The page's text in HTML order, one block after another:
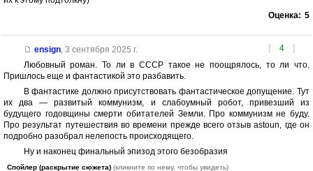
Оценка: 5
[ 4 ]
ensign, 3 сентября 2025 г.
Любовный роман. То ли в СССР такое не поощрялось, то ли что.
Пришлось еще и фантастикой это разбавить.
В фантастике должно присутствовать фантастическое допущение. Тут
их два — развитый коммунизм, и слабоумный робот, привезший из
будущего годовщины смерти обитателей Земли. Про коммунизм не буду.
Про результат путешествия во времени прежде всего отзыв astoun, где он
подробно разобрал нелепость происходящего.
Ну и наконец финальный эпизод этого безобразия
Спойлер (раскрытие сюжета) (кликните по нему, чтобы увидеть)